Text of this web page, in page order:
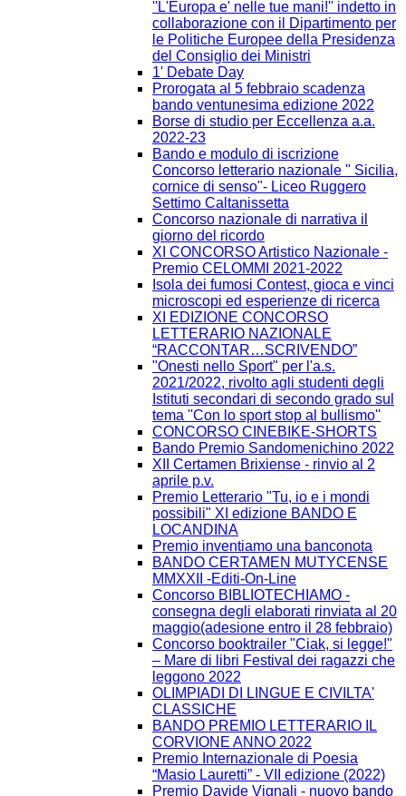
''L'Europa e' nelle tue mani!'' indetto in
collaborazione con il Dipartimento per
le Politiche Europee della Presidenza
del Consiglio dei Ministri
1' Debate Day
Prorogata al 5 febbraio scadenza
bando ventunesima edizione 2022
Borse di studio per Eccellenza a.a.
2022-23
Bando e modulo di iscrizione
Concorso letterario nazionale " Sicilia,
cornice di senso"- Liceo Ruggero
Settimo Caltanissetta
Concorso nazionale di narrativa il
giorno del ricordo
XI CONCORSO Artistico Nazionale -
Premio CELOMMI 2021-2022
Isola dei fumosi Contest, gioca e vinci
microscopi ed esperienze di ricerca
XI EDIZIONE CONCORSO
LETTERARIO NAZIONALE
“RACCONTAR…SCRIVENDO”
"Onesti nello Sport" per l'a.s.
2021/2022, rivolto agli studenti degli
Istituti secondari di secondo grado sul
tema ''Con lo sport stop al bullismo''
CONCORSO CINEBIKE-SHORTS
Bando Premio Sandomenichino 2022
XII Certamen Brixiense - rinvio al 2
aprile p.v.
Premio Letterario "Tu, io e i mondi
possibili" XI edizione BANDO E
LOCANDINA
Premio inventiamo una banconota
BANDO CERTAMEN MUTYCENSE
MMXXII -Editi-On-Line
Concorso BIBLIOTECHIAMO -
consegna degli elaborati rinviata al 20
maggio(adesione entro il 28 febbraio)
Concorso booktrailer "Ciak, si legge!"
– Mare di libri Festival dei ragazzi che
leggono 2022
OLIMPIADI DI LINGUE E CIVILTA'
CLASSICHE
BANDO PREMIO LETTERARIO IL
CORVIONE ANNO 2022
Premio Internazionale di Poesia
“Masio Lauretti” - VII edizione (2022)
Premio Davide Vignali - nuovo bando